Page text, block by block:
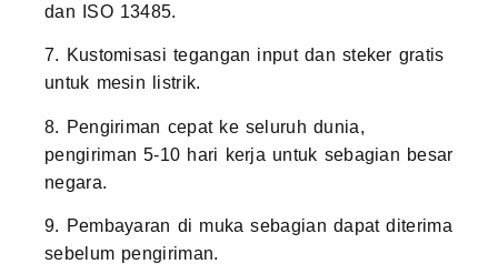
dan ISO 13485.
7. Kustomisasi tegangan input dan steker gratis
untuk mesin listrik.
8. Pengiriman cepat ke seluruh dunia,
pengiriman 5-10 hari kerja untuk sebagian besar
negara.
9. Pembayaran di muka sebagian dapat diterima
sebelum pengiriman.